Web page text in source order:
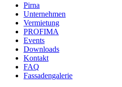
Pirna
Unternehmen
Vermietung
PROFIMA
Events
Downloads
Kontakt
FAQ
Fassadengalerie